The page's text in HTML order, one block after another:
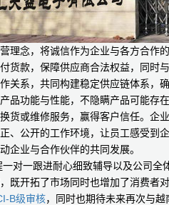
念，将诚信作为企业与各方合作
货款，保障供应商合法权益，同时
关系，共同构建稳定供应链体系，
品功能与性能，不隐瞒产品可能存
货或维修服务，赢得客户信任。企
、公开的工作环境，让员工感受到
企业与合作伙伴的共同发展。
一跟进耐心细致辅导以及公司全体
既开拓了市场同时也增加了消费者
B级审核，同时也期待未来再次与越